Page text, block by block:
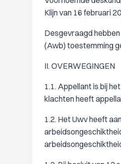
Klijn van 16 februari
Desgevraagd
(Awb) toestemming
II. OVERWEGINGEN
1.1. Appellant is bij
klachten heeft
1.2. Het Uwv heeft